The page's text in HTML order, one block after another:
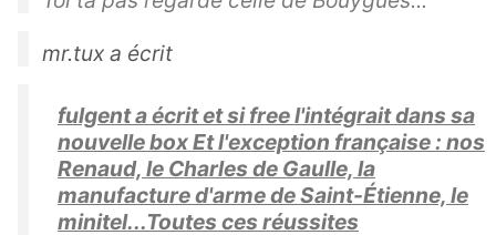
mr.tux a écrit
fulgent a écrit et si free l'intégrait dans sa
nouvelle box Et l'exception française : nos
Renaud, le Charles de Gaulle, la
manufacture d'arme de Saint-Étienne, le
minitel...Toutes ces réussites